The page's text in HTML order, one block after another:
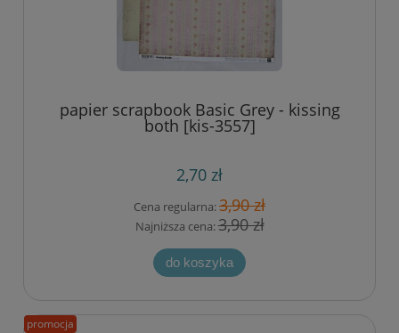
papier scrapbook Basic Grey - kissing
both [kis-3557]
2,70 zł
Cena regularna:3,90 zł
Najniższa cena:3,90 zł
do koszyka
promocja